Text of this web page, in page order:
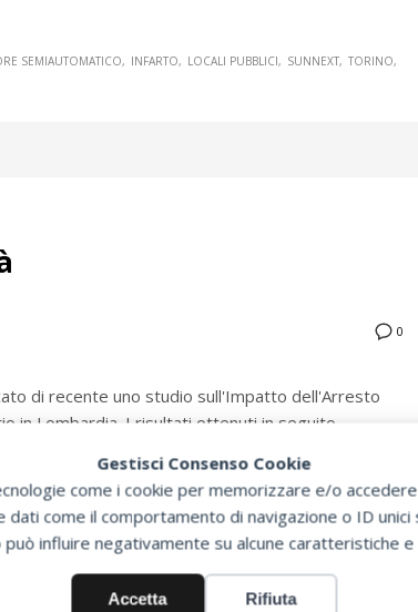
Gestisci Consenso Cookie
come i cookie per memorizzare e/o
come il comportamento di navigazione o ID
può influire negativamente su alcune caratteristiche e
Accetta Rifiuta
SEMIAUTOMATICO INFARTO LOCALI PUBBLICI SUNNEXT TORINO
0
di recente uno studio sull'Impatto dell'Arresto
in Lombardia. I risultati ottenuti in seguito
per quanto riguarda l'utilizzo del defibrillatore
di malore e conseguente perdita di conoscenza.